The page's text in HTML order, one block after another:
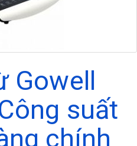
Gowell
suất
chính